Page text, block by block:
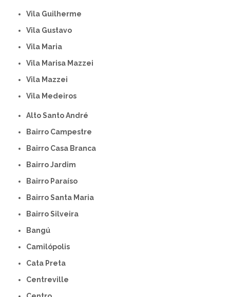
Vila Guilherme
Vila Gustavo
Vila Maria
Vila Marisa Mazzei
Vila Mazzei
Vila Medeiros
Alto Santo André
Bairro Campestre
Bairro Casa Branca
Bairro Jardim
Bairro Paraíso
Bairro Santa Maria
Bairro Silveira
Bangú
Camilópolis
Cata Preta
Centreville